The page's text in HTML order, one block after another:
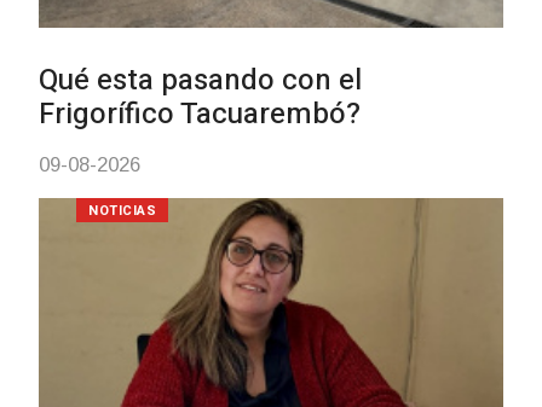
BPS redujo la tasa de interés de
todos sus préstamos sociales y
abrió nueva línea de crédito
04-08-2026
POLICIALES